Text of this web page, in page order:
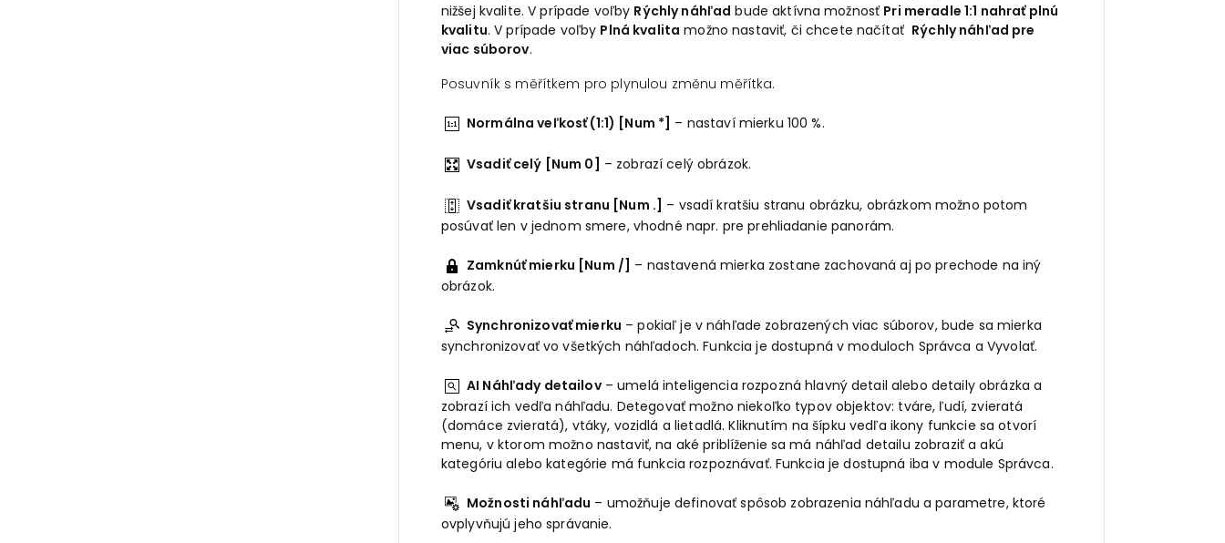
nižšej kvalite. V prípade voľby Rýchly náhľad bude aktívna možnosť Pri meradle 1:1 nahrať plnú
kvalitu. V prípade voľby Plná kvalita možno nastaviť, či chcete načítať Rýchly náhľad pre
viac súborov.
Posuvník s měřítkem pro plynulou změnu měřítka.
Normálna veľkosť (1:1) [Num *] – nastaví mierku 100 %.
Vsadiť celý [Num 0] – zobrazí celý obrázok.
Vsadiť kratšiu stranu [Num .] – vsadí kratšiu stranu obrázku, obrázkom možno potom
posúvať len v jednom smere, vhodné napr. pre prehliadanie panorám.
Zamknúť mierku [Num /] – nastavená mierka zostane zachovaná aj po prechode na iný
obrázok.
Synchronizovať mierku – pokiaľ je v náhľade zobrazených viac súborov, bude sa mierka
synchronizovať vo všetkých náhľadoch. Funkcia je dostupná v moduloch Správca a Vyvolať.
AI Náhľady detailov – umelá inteligencia rozpozná hlavný detail alebo detaily obrázka a
zobrazí ich vedľa náhľadu. Detegovať možno niekoľko typov objektov: tváre, ľudí, zvieratá
(domáce zvieratá), vtáky, vozidlá a lietadlá. Kliknutím na šípku vedľa ikony funkcie sa otvorí
menu, v ktorom možno nastaviť, na aké priblíženie sa má náhľad detailu zobraziť a akú
kategóriu alebo kategórie má funkcia rozpoznávať. Funkcia je dostupná iba v module Správca.
Možnosti náhľadu – umožňuje definovať spôsob zobrazenia náhľadu a parametre, ktoré
ovplyvňujú jeho správanie.